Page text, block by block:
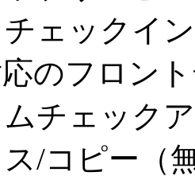
ェックイ
のフロン
チェック
/コピー（